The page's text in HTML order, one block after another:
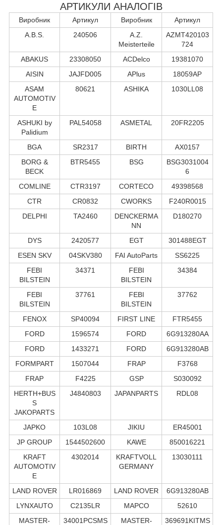
АРТИКУЛИ АНАЛОГІВ
Виробник Артикул Виробник
Артикул
A.B.S.
240506
A.Z.
Meisterteile
AZMT420103
724
ABAKUS
23308050 ACDelco
19381070
AISIN
JAJFD005 APlus
18059AP
ASAM
AUTOMOTIV
E
80621 ASHIKA 1030LL08
ASHUKI by
Palidium
PAL54058 ASMETAL 20FR2205
BGA SR2317 BIRTH
AX0157
BORG &
BECK
BTR5455 BSG
BSG3031004
6
COMLINE
CTR3197 CORTECO
49398568
CTR
CR0832 CWORKS
F240R0015
DELPHI
TA2460
DENCKERMA
NN
D180270
DYS 2420577 EGT
301488EGT
ESEN SKV
04SKV380 FAI AutoParts
SS6225
FEBI
BILSTEIN
34371
FEBI
BILSTEIN
34384
FEBI
BILSTEIN
37761
FEBI
BILSTEIN
37762
FENOX SP40094 FIRST LINE
FTR5455
FORD
1596574 FORD
6G913280AA
FORD
1433271 FORD
6G913280AB
FORMPART
1507044 FRAP
F3768
FRAP
F4225 GSP
S030092
HERTH+BUS
S
JAKOPARTS
J4840803 JAPANPARTS RDL08
JAPKO 103L08 JIKIU
ER45001
JP GROUP
1544502600 KAWE
850016221
KRAFT
AUTOMOTIV
E
4302014
KRAFTVOLL
GERMANY
13030111
LAND ROVER LR016869 LAND ROVER
6G913280AB
LYNXAUTO
C2135LR MAPCO
52610
MASTER-
34001PCSMS
MASTER-
369691KITMS